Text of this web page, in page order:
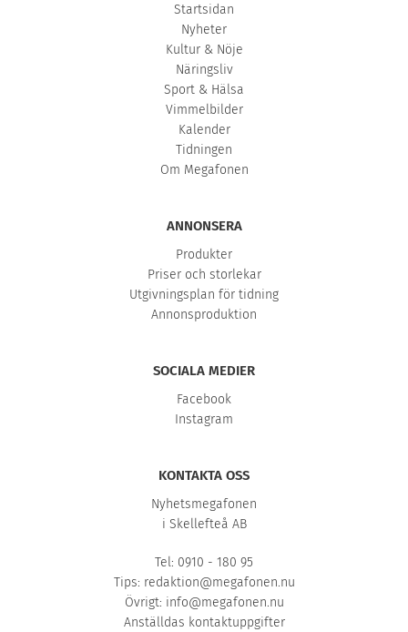
Startsidan
Nyheter
Kultur & Nöje
Näringsliv
Sport & Hälsa
Vimmelbilder
Kalender
Tidningen
Om Megafonen
ANNONSERA
Produkter
Priser och storlekar
Utgivningsplan för tidning
Annonsproduktion
SOCIALA MEDIER
Facebook
Instagram
KONTAKTA OSS
Nyhetsmegafonen
i Skellefteå AB
Tel: 0910 - 180 95
Tips: redaktion@megafonen.nu
Övrigt: info@megafonen.nu
Anställdas kontaktuppgifter